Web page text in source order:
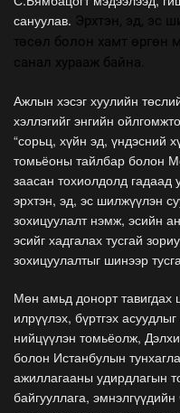
сануулав. Эрхтэн, эд, эс
төсөл болон хамт өргөн
санал хурааж байна.
Ажлын хэсэг хуулийн
хэллэгийг энгийн
“сорьц, хүйн эд, үндэсний
томьёоны тайлбар болон
заасан тохиолдолд гадаад
эрхтэн, эд, эс шилжүүлэн
зохицуулалт нэмж, эсийн
эсийг хадгалах тусгай
зохицуулалтыг шинээр
Мөн амьд донорт тавигдах
илрүүлэх, бүртгэх
нийцүүлэн томьёолж,
болон Истанбулын
ажиллагааны удирдлагын
байгууллага,